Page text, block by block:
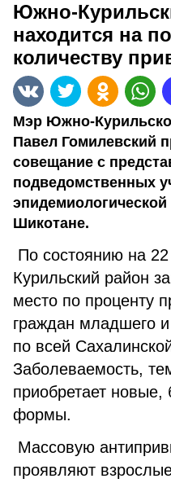
Южно-
находится на
количеству
Мэр Южно-
Павел Гомилевский
совещание с
подведомственных
Шикотане.
По состоянию на
Курильский район
место по проценту
граждан младшего
по всей
Заболеваемость,
приобретает
формы.
Массовую
проявляют